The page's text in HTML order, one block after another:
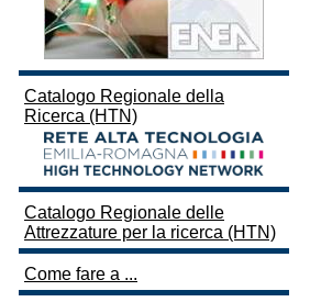
Catalogo Regionale della
Ricerca (HTN)
Catalogo Regionale delle
Attrezzature per la ricerca (HTN)
Come fare a ...